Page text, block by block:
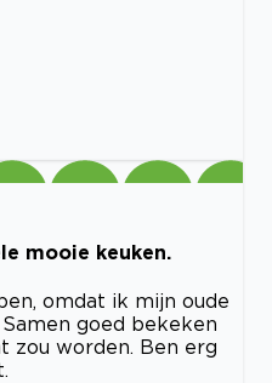
mooie keuken.
omdat ik mijn oude
goed bekeken
zou worden. Ben erg